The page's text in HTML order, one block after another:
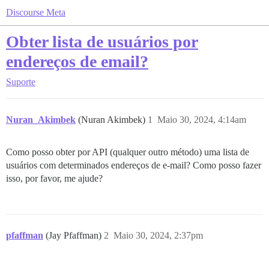
Discourse Meta
Obter lista de usuários por
endereços de email?
Suporte
Nuran_Akimbek (Nuran Akimbek) Maio 30, 2024, 4:14am
1
Como posso obter por API (qualquer outro método) uma lista de
usuários com determinados endereços de e-mail? Como posso fazer
isso, por favor, me ajude?
pfaffman (Jay Pfaffman) Maio 30, 2024, 2:37pm
2